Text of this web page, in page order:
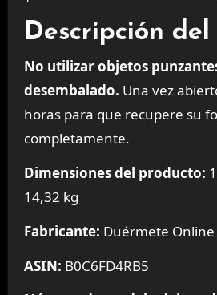
Descripción del
No utilizar objetos
desembalado. Una vez
horas para que recupere su
completamente.
Dimensiones del producto:
14,32 kg
Fabricante: Duérmete Online
ASIN: B0C6FD4RB5